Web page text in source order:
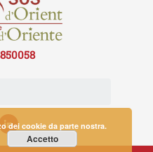
dei cookie da parte nostra.
Accetto